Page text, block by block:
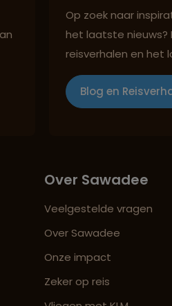
Op zoek naar
het laatste nieuws?
reisverhalen en het
Blog en
Over Sawadee
Veelgestelde vragen
Over Sawadee
Onze impact
Zeker op reis